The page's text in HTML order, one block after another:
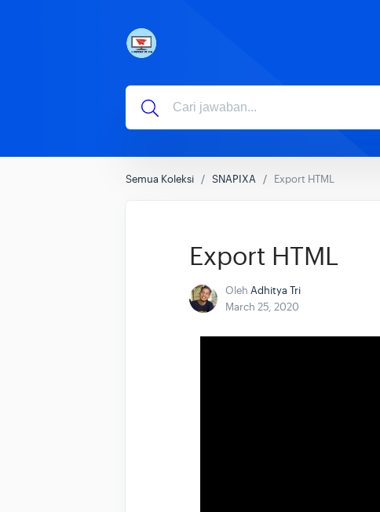
Semua Koleksi SNAPIXA Export HTML
Export HTML
Oleh Adhitya Tri
March 25, 2020